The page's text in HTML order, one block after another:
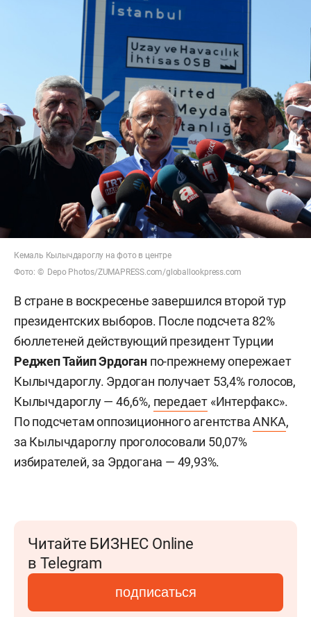
Кемаль Кылычдароглу на фото в центре
Фото: © Depo Photos/ZUMAPRESS.com/globallookpress.com
В стране в воскресенье завершился второй тур
президентских выборов. После подсчета 82%
бюллетеней действующий президент Турции
Реджеп Тайип Эрдоган по-прежнему опережает
Кылычдароглу. Эрдоган получает 53,4% голосов,
Кылычдароглу — 46,6%, передает «Интерфакс».
По подсчетам оппозиционного агентстваANKA,
за Кылычдароглу проголосовали 50,07%
избирателей, за Эрдогана — 49,93%.
Читайте БИЗНЕС Online
в Telegram
подписаться